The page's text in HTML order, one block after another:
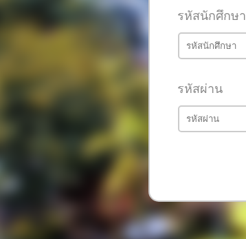
รหัสนักศึกษา
รหัสผ่าน